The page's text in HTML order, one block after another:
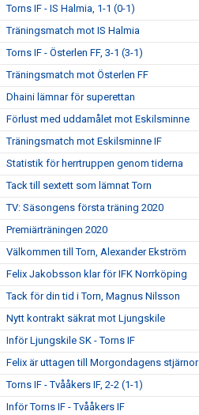
Torns IF - IS Halmia, 1-1 (0-1)
Träningsmatch mot IS Halmia
Torns IF - Österlen FF, 3-1 (3-1)
Träningsmatch mot Österlen FF
Dhaini lämnar för superettan
Förlust med uddamålet mot Eskilsminne
Träningsmatch mot Eskilsminne IF
Statistik för herrtruppen genom tiderna
Tack till sextett som lämnat Torn
TV: Säsongens första träning 2020
Premiärträningen 2020
Välkommen till Torn, Alexander Ekström
Felix Jakobsson klar för IFK Norrköping
Tack för din tid i Torn, Magnus Nilsson
Nytt kontrakt säkrat mot Ljungskile
Inför Ljungskile SK - Torns IF
Felix är uttagen till Morgondagens stjärnor
Torns IF - Tvååkers IF, 2-2 (1-1)
Inför Torns IF - Tvååkers IF